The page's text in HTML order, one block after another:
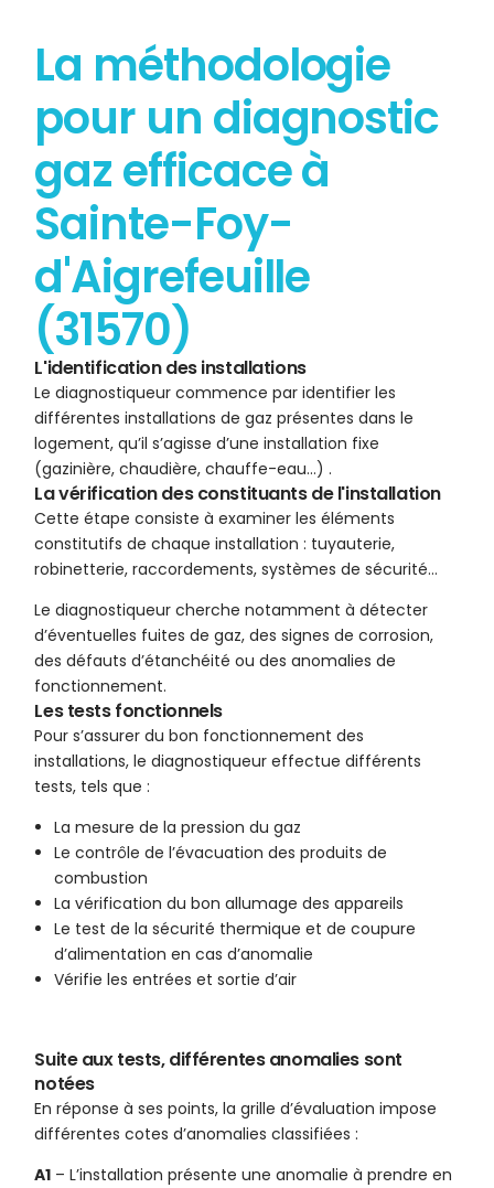
La méthodologie
pour un diagnostic
gaz efficace à
Sainte-Foy-
d'Aigrefeuille
(31570)
L'identification des installations
Le diagnostiqueur commence par identifier les
différentes installations de gaz présentes dans le
logement, qu’il s’agisse d’une installation fixe
(gazinière, chaudière, chauffe-eau…) .
La vérification des constituants de l'installation
Cette étape consiste à examiner les éléments
constitutifs de chaque installation : tuyauterie,
robinetterie, raccordements, systèmes de sécurité…
Le diagnostiqueur cherche notamment à détecter
d’éventuelles fuites de gaz, des signes de corrosion,
des défauts d’étanchéité ou des anomalies de
fonctionnement.
Les tests fonctionnels
Pour s’assurer du bon fonctionnement des
installations, le diagnostiqueur effectue différents
tests, tels que :
La mesure de la pression du gaz
Le contrôle de l’évacuation des produits de
combustion
La vérification du bon allumage des appareils
Le test de la sécurité thermique et de coupure
d’alimentation en cas d’anomalie
Vérifie les entrées et sortie d’air
Suite aux tests, différentes anomalies sont
notées
En réponse à ses points, la grille d’évaluation impose
différentes cotes d’anomalies classifiées :
A1 – L’installation présente une anomalie à prendre en